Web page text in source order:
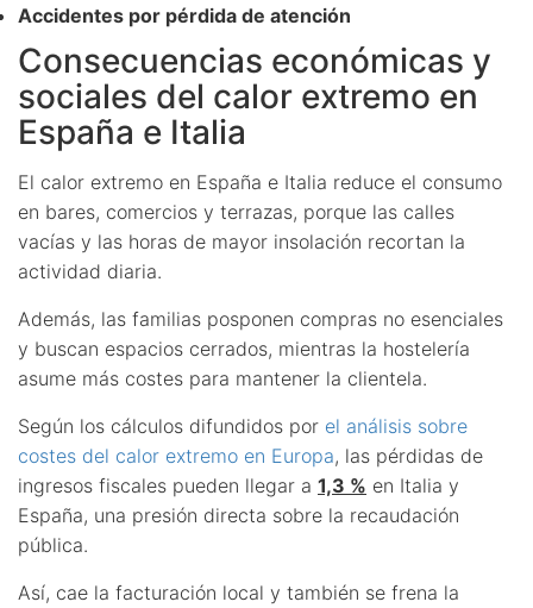
Accidentes por pérdida de atención
Consecuencias económicas y
sociales del calor extremo en
España e Italia
El calor extremo en España e Italia reduce el consumo
en bares, comercios y terrazas, porque las calles
vacías y las horas de mayor insolación recortan la
actividad diaria.
Además, las familias posponen compras no esenciales
y buscan espacios cerrados, mientras la hostelería
asume más costes para mantener la clientela.
Según los cálculos difundidos por el análisis sobre
costes del calor extremo en Europa, las pérdidas de
ingresos fiscales pueden llegar a 1,3 % en Italia y
España, una presión directa sobre la recaudación
pública.
Así, cae la facturación local y también se frena la